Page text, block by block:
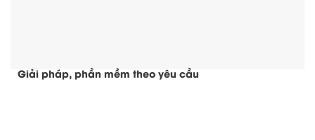
Giải pháp, phần mềm theo yêu cầu